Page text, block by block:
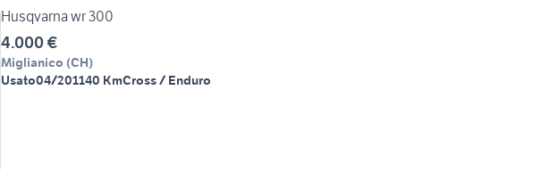
Husqvarna wr 300
4.000 €
Miglianico (CH)
Usato04/201140 KmCross / Enduro